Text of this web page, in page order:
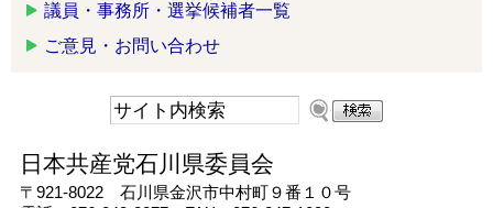
議員・事務所・選挙候補者一覧
ご意見・お問い合わせ
日本共産党石川県委員会
〒921-8022 石川県金沢市中村町９番１０号